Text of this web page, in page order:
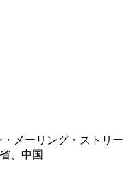
メーリング・ストリー
、中国